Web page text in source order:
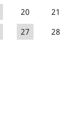
20
21
27
28